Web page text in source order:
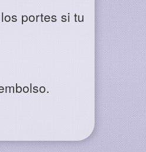
portes si tu